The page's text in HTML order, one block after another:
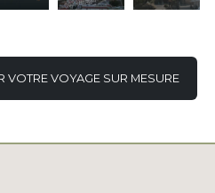
VOYAGE SUR MESURE